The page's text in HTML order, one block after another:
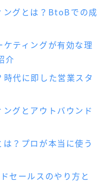
ングとは？BtoBでの成
ティングが有効な理
介
代に即した営業スタ
グとアウトバウンド
？プロが本当に使う
セールスのやり方と